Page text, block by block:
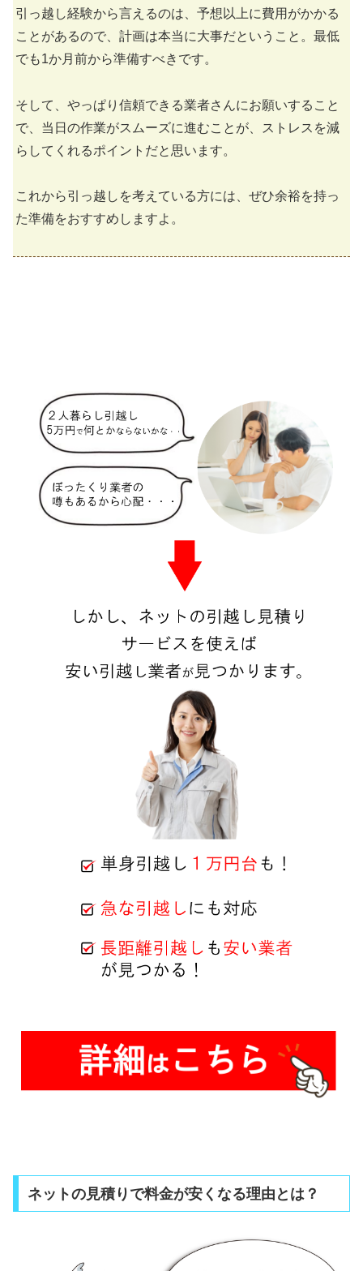
引っ越し経験から言えるのは、予想以上に費用がかかる
ことがあるので、計画は本当に大事だということ。最低
でも1か月前から準備すべきです。
そして、やっぱり信頼できる業者さんにお願いすること
で、当日の作業がスムーズに進むことが、ストレスを減
らしてくれるポイントだと思います。
これから引っ越しを考えている方には、ぜひ余裕を持っ
た準備をおすすめしますよ。
ネットの見積りで料金が安くなる理由とは？